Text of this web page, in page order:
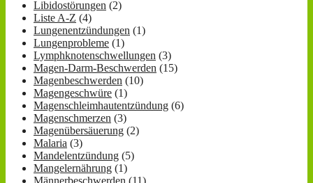
Libidostörungen (2)
Liste A-Z (4)
Lungenentzündungen (1)
Lungenprobleme (1)
Lymphknotenschwellungen (3)
Magen-Darm-Beschwerden (15)
Magenbeschwerden (10)
Magengeschwüre (1)
Magenschleimhautentzündung (6)
Magenschmerzen (3)
Magenübersäuerung (2)
Malaria (3)
Mandelentzündung (5)
Mangelernährung (1)